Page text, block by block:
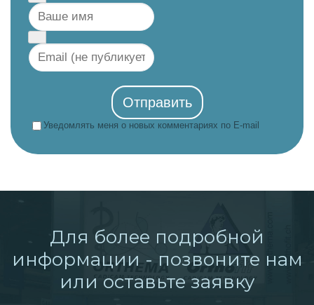
Отправить
Уведомлять меня о новых комментариях по E-mail
Для более подробной
информации - позвоните нам
или оставьте заявку